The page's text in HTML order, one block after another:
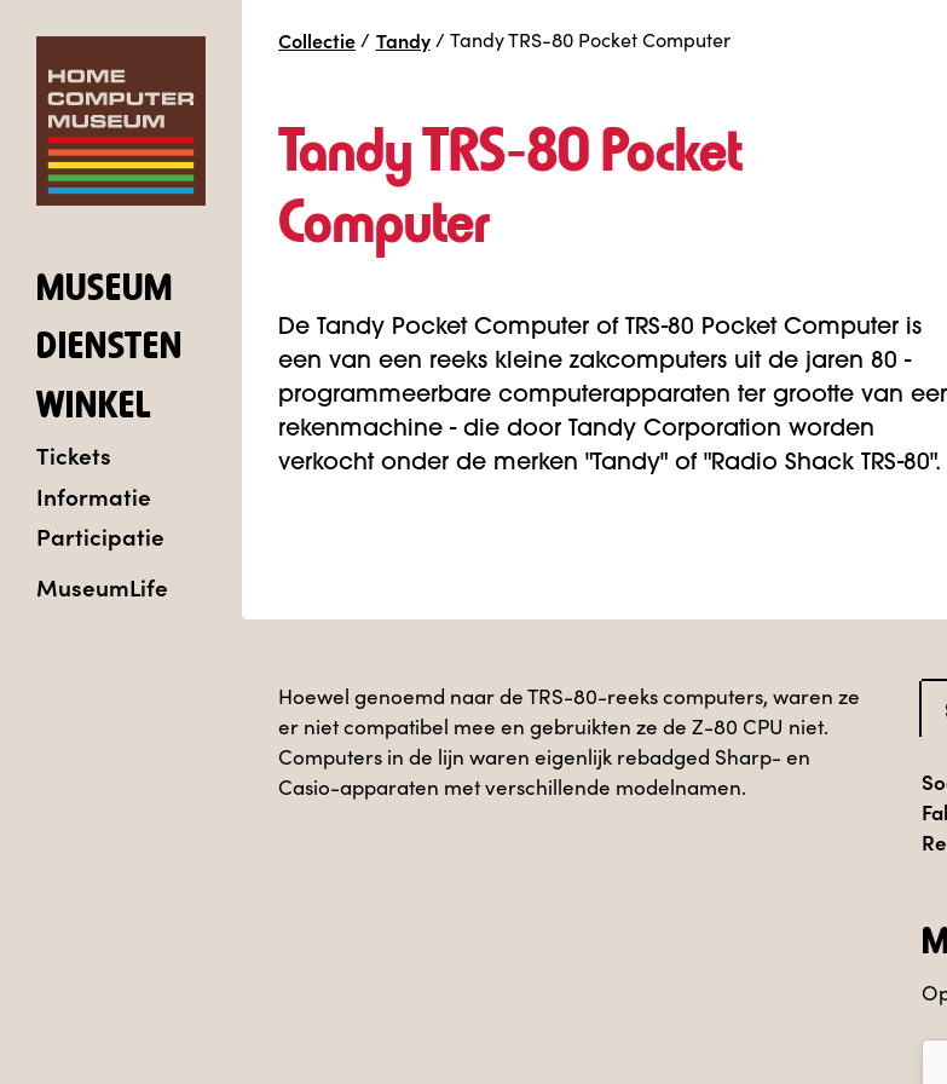
MUSEUM
DIENSTEN
WINKEL
Tickets
Informatie
Participatie
MuseumLife
Collectie / Tandy / Tandy TRS-80 Pocket Computer
Tandy TRS‑80 Pocket
Computer
De Tandy Pocket Computer of TRS-80 Pocket Computer is
een van een reeks kleine zakcomputers uit de jaren 80 -
programmeerbare computerapparaten ter grootte van
rekenmachine - die door Tandy Corporation worden
verkocht onder de merken "Tandy" of "Radio Shack TRS-80".
Hoewel genoemd naar de TRS-80-reeks computers, waren ze
er niet compatibel mee en gebruikten ze de Z-80 CPU niet.
Computers in de lijn waren eigenlijk rebadged Sharp- en
Casio-apparaten met verschillende modelnamen.